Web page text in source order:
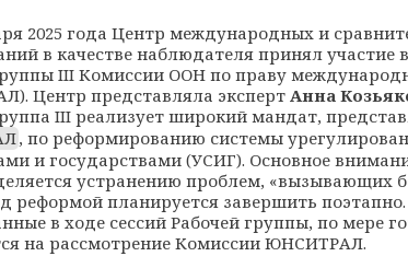
2025 года Центр международных и
в качестве наблюдателя принял участие
III Комиссии ООН по праву
Центр представляла экспертАнна
III реализует широкий мандат,
, по реформированию системы
и государствами (УСИГ). Основное
устранению проблем, «вызывающих
реформой планируется завершить
в ходе сессий Рабочей группы, по мере
на рассмотрение Комиссии ЮНСИТРАЛ.